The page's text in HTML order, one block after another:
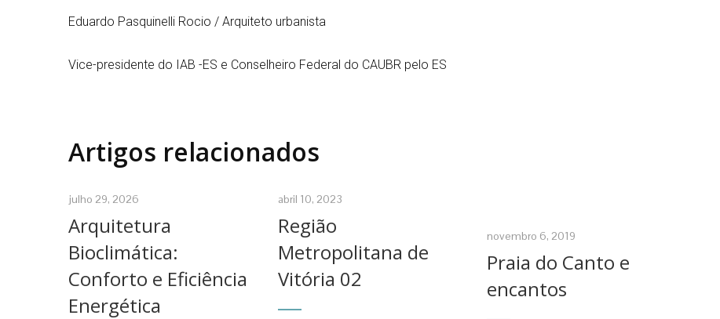
Eduardo Pasquinelli Rocio / Arquiteto urbanista
Vice-presidente do IAB -ES e Conselheiro Federal do CAUBR pelo ES
Artigos relacionados
julho 29, 2026
Arquitetura
Bioclimática:
Conforto e Eficiência
Energética
abril 10, 2023
Região
Metropolitana de
Vitória 02
novembro 6, 2019
Praia do Canto e
encantos